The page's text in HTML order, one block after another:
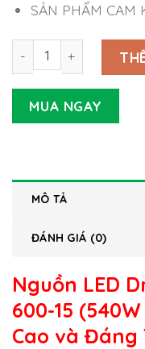
SẢN PHẨM CAM
Nguồn LED Driver
MUA NGAY
MÔ TẢ
ĐÁNH GIÁ (0)
Nguồn LED
600-15
Cao và Đáng